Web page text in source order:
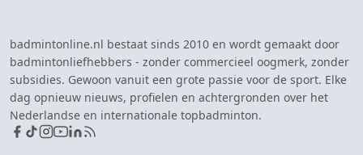
badmintonline.nl bestaat sinds 2010 en wordt gemaakt door
badmintonliefhebbers - zonder commercieel oogmerk, zonder
subsidies. Gewoon vanuit een grote passie voor de sport. Elke
dag opnieuw nieuws, profielen en achtergronden over het
Nederlandse en internationale topbadminton.